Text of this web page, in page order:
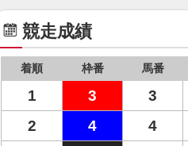
競走成績
着順 枠番 馬番
1 3 3
2
4 4